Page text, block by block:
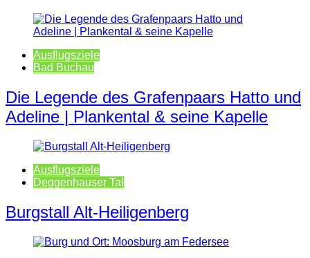
Ausflugsziele
Bad Buchau
Die Legende des Grafenpaars Hatto und
Adeline | Plankental & seine Kapelle
Ausflugsziele
Deggenhauser Tal
Burgstall Alt-Heiligenberg